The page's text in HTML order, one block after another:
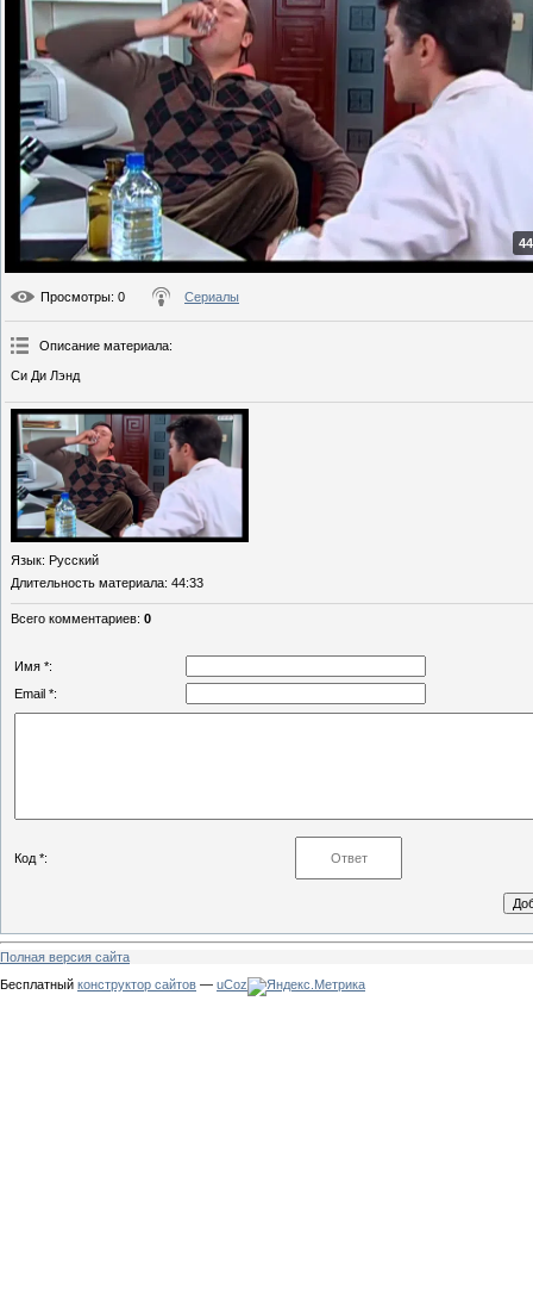
Просмотры: 0 Сериалы
Описание материала:
Си Ди Лэнд
Язык: Русский
Длительность материала: 44:33
Всего комментариев: 0
Имя *:
Email *:
Код *:
Полная версия сайта
Бесплатный конструктор сайтов — uCoz